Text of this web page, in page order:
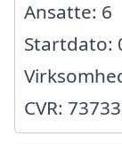
Ansatte: 6
Startdato:
CVR: